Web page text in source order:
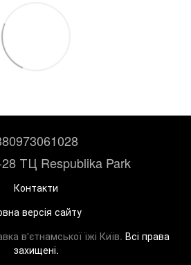
ТЦ Respublika Park
Контакти
версія сайту
в'єтнамської їжі Київ. Всі права
захищені.